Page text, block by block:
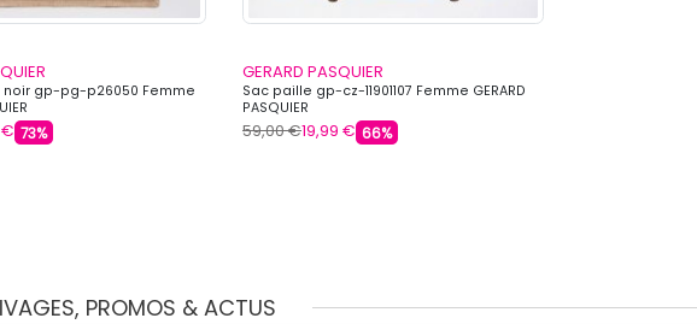
gp-pg-p26050 Femme
€ 73%
GERARD PASQUIER
Sac paille gp-cz-11901107 Femme GERARD
PASQUIER
59,00 €19,99 € 66%
PROMOS & ACTUS